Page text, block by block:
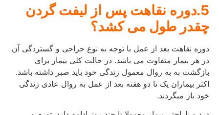
5.دوره نقاهت پس از لیفت گردن
چقدر طول می کشد؟
دوره نقاهت بعد از عمل با توجه به نوع جراحی و گستردگی آن
در هر بیمار متفاوت می باشد. در حالت کلی بیمار برای
بازگشت به به روال معمول زندگی خود باید صبر داشته باشد.
اکثر بیماران یک تا دو هفته بعد از عمل به روال عادی زندگی
خود باز میگردند.